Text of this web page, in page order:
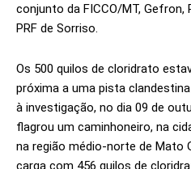
conjunto da FICCO/MT, Gefron,
PRF de Sorriso.
Os 500 quilos de cloridrato
próxima a uma pista
à investigação, no dia 09 de
flagrou um caminhoneiro, na
na região médio-norte de Mato
carga com 456 quilos de